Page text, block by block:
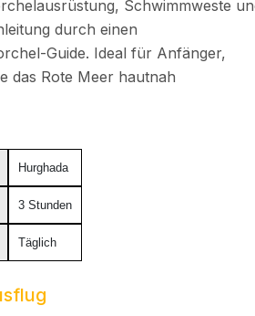
Schwimmweste
durch einen
Guide. Ideal für Anfänger,
das Rote Meer hautnah
Hurghada
3 Stunden
Täglich